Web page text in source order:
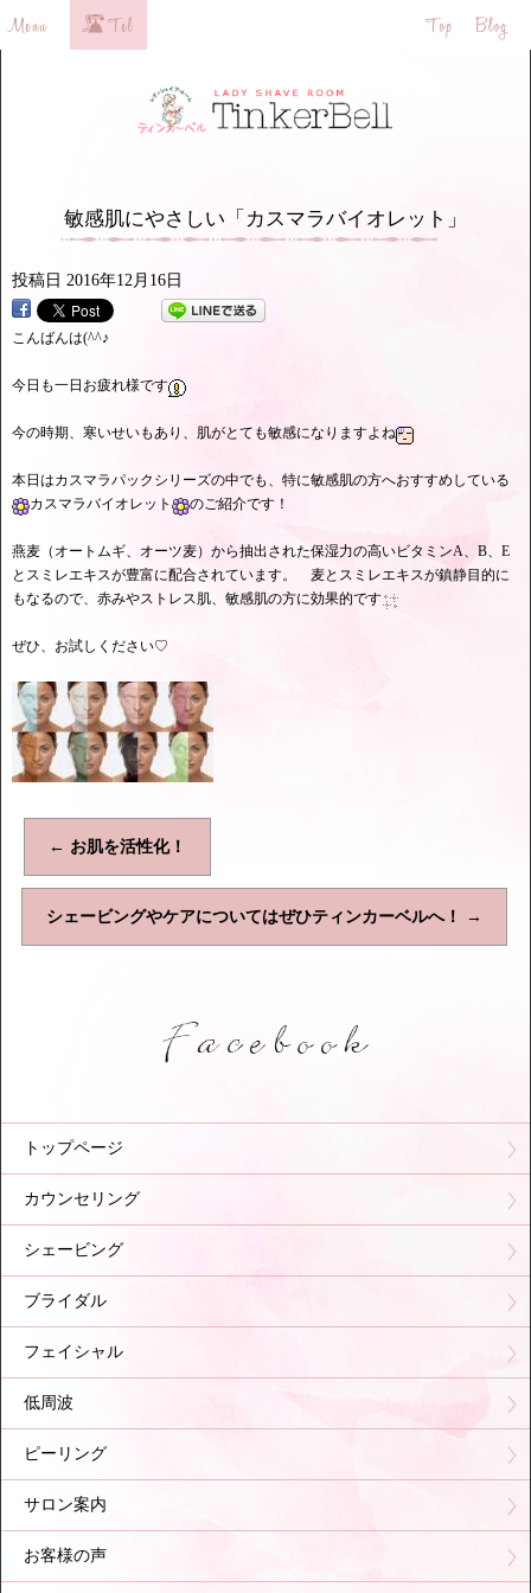
敏感肌にやさしい「カスマラバイオレット」
投稿日 2016年12月16日
こんばんは(^^♪
今日も一日お疲れ様です
今の時期、寒いせいもあり、肌がとても敏感になりますよね
本日はカスマラパックシリーズの中でも、特に敏感肌の方へおすすめしている
カスマラバイオレット
のご紹介です！
燕麦（オートムギ、オーツ麦）から抽出された保湿力の高いビタミンA、B、E
とスミレエキスが豊富に配合されています。 麦とスミレエキスが鎮静目的に
もなるので、赤みやストレス肌、敏感肌の方に効果的です
ぜひ、お試しください♡
← お肌を活性化！
シェービングやケアについてはぜひティンカーベルへ！ →
トップページ
カウンセリング
シェービング
ブライダル
フェイシャル
低周波
ピーリング
サロン案内
お客様の声